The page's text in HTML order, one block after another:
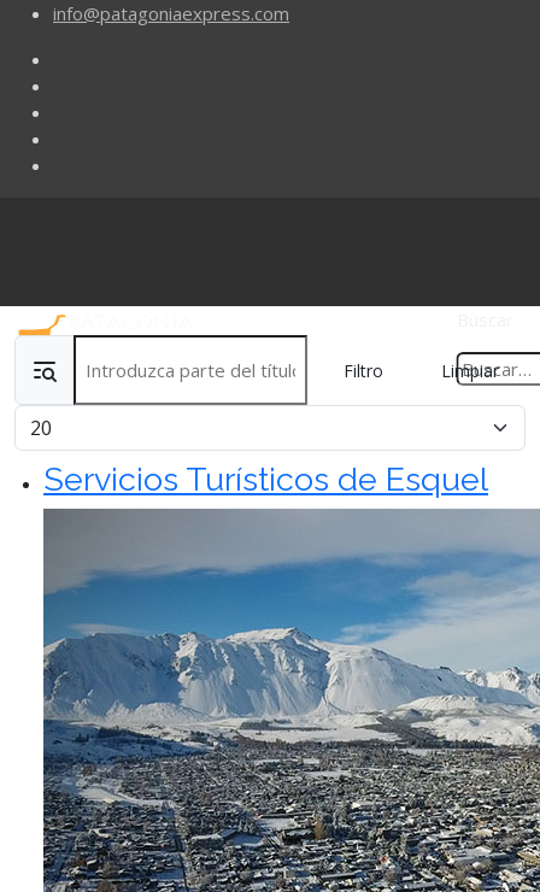
info@patagoniaexpress.com
Filtro Limpiar
Cantidad
Servicios Turísticos de Esquel